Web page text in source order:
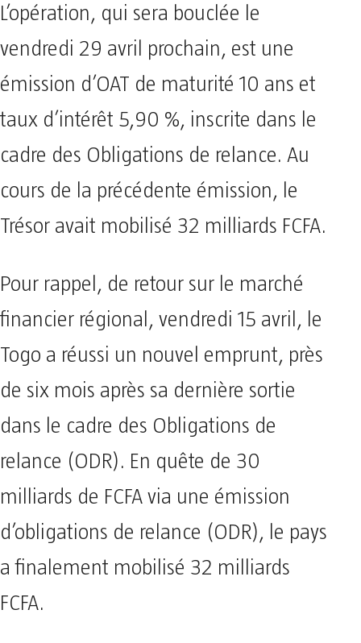
L’opération, qui sera bouclée le
vendredi 29 avril prochain, est une
émission d’OAT de maturité 10 ans et
taux d’intérêt 5,90 %, inscrite dans le
cadre des Obligations de relance. Au
cours de la précédente émission, le
Trésor avait mobilisé 32 milliards FCFA.
Pour rappel, de retour sur le marché
financier régional, vendredi 15 avril, le
Togo a réussi un nouvel emprunt, près
de six mois après sa dernière sortie
dans le cadre des Obligations de
relance (ODR). En quête de 30
milliards de FCFA via une émission
d’obligations de relance (ODR), le pays
a finalement mobilisé 32 milliards
FCFA.